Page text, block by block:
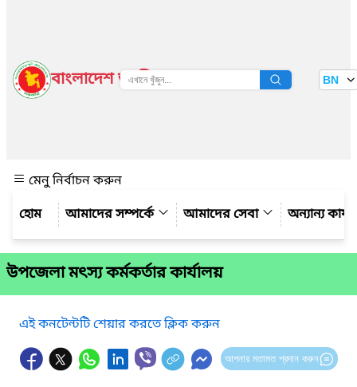
বাংলাদেশ জাতীয় তথ্য বাতায়ন BN
মেনু নির্বাচন করুন
আমাদের সম্পর্কে
আমাদের সেবা অন্যান্য
উপজেলা মৎস্য কর্মকর্তার কার্যালয়
এই কনটেন্টটি শেয়ার করতে ক্লিক করুন
আপনার মতামত প্রদান করুন